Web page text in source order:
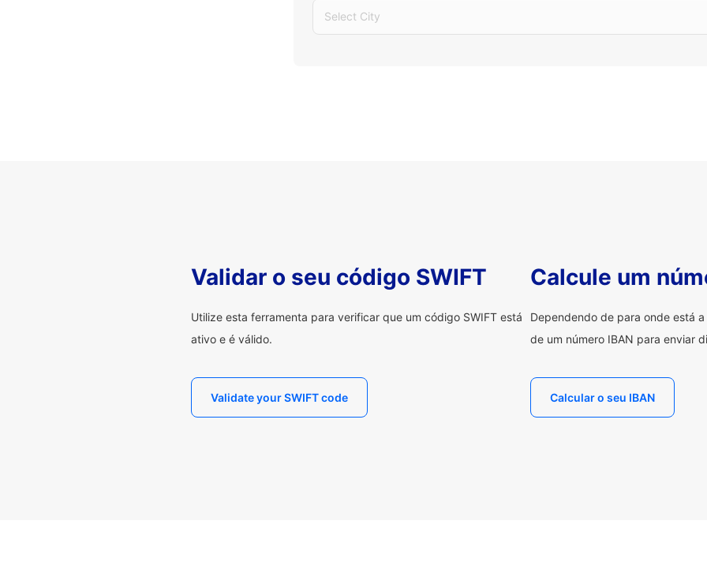
Select City
Validar o seu código SWIFT
Utilize esta ferramenta para verificar que um código SWIFT está
ativo e é válido.
Validate your SWIFT code
Calcule um
Dependendo de para onde está
de um número IBAN para enviar
Calcular o seu IBAN